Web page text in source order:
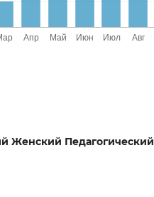
Женский Педагогический